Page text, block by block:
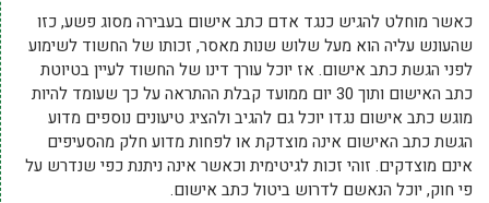
כאשר מוחלט להגיש כנגד אדם כתב אישום בעבירה מסוג פשע, כזו
שהעונש עליה הוא מעל שלוש שנות מאסר, זכותו של החשוד לשימוע
לפני הגשת כתב אישום. אז יוכל עורך דינו של החשוד לעיין בטיוטת
כתב האישום ותוך 30 יום ממועד קבלת ההתראה על כך שעומד להיות
מוגש כתב אישום נגדו יוכל גם להגיב ולהציג טיעונים נוספים מדוע
הגשת כתב האישום אינה מוצדקת או לפחות מדוע חלק מהסעיפים
אינם מוצדקים. זוהי זכות לגיטימית וכאשר אינה ניתנת כפי שנדרש על
פי חוק, יוכל הנאשם לדרוש ביטול כתב אישום.